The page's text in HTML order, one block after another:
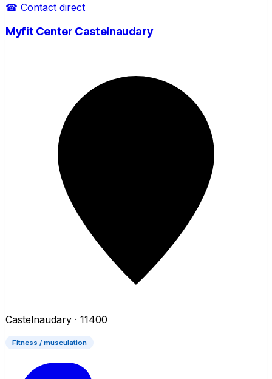
☎ Contact direct
Myfit Center Castelnaudary
Castelnaudary · 11400
Fitness / musculation